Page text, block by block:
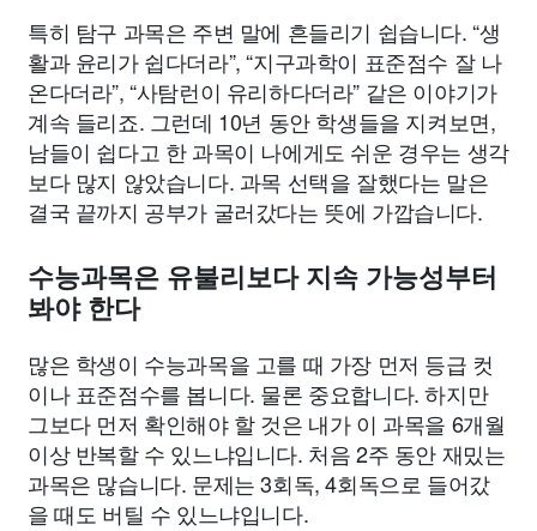
특히 탐구 과목은 주변 말에 흔들리기 쉽습니다. “생
활과 윤리가 쉽다더라”, “지구과학이 표준점수 잘 나
온다더라”, “사탐런이 유리하다더라” 같은 이야기가
계속 들리죠. 그런데 10년 동안 학생들을 지켜보면,
남들이 쉽다고 한 과목이 나에게도 쉬운 경우는 생각
보다 많지 않았습니다. 과목 선택을 잘했다는 말은
결국 끝까지 공부가 굴러갔다는 뜻에 가깝습니다.
수능과목은 유불리보다 지속 가능성부터
봐야 한다
많은 학생이 수능과목을 고를 때 가장 먼저 등급 컷
이나 표준점수를 봅니다. 물론 중요합니다. 하지만
그보다 먼저 확인해야 할 것은 내가 이 과목을 6개월
이상 반복할 수 있느냐입니다. 처음 2주 동안 재밌는
과목은 많습니다. 문제는 3회독, 4회독으로 들어갔
을 때도 버틸 수 있느냐입니다.